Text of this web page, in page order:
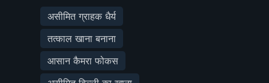
असीमित ग्राहक धैर्य
तत्काल खाना बनाना
आसान कैमरा फोकस